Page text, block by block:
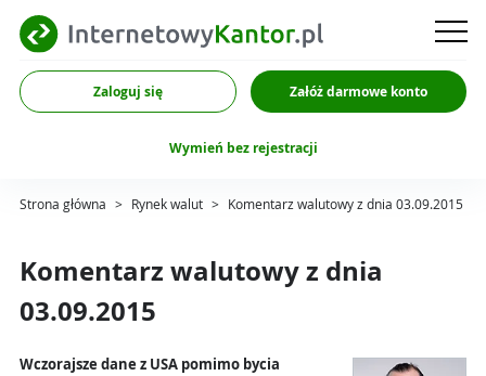
Zaloguj się Załóż darmowe konto
Wymień bez rejestracji
Strona główna > Rynek walut > Komentarz walutowy z dnia 03.09.2015
Komentarz walutowy z dnia
03.09.2015
Wczorajsze dane z USA pomimo bycia